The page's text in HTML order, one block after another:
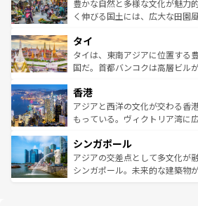
照してほしい。
できる。そして、キムチや焼肉
まで、さまざまな韓国料理が待
リティに包まれながら、韓国の
わってみてほしい。
覧を参照してほしい。
豊かな自然と多様な文化が魅力
く伸びる国土には、広大な田園
急速な発展と共に伝統が息づく
ーチミン市のフランス統治時代
醸し出している。また、バラエ
とつ。フォーやバインミー、ベ
ひ現地で味わいたい。どの地域
が旅行者を迎えてくれるので、
参照してほしい。
タイ
タイは、東南アジアに位置する
国だ。首都バンコクは高層ビル
の活気が交差している。北部で
帯で自然と触れ合い、南部では
いビーチでリゾート気分を楽し
激する。気候は一年中温暖で、
が待っている。親しみやすいタ
た文化、そして多様な観光資源
香港
アジアと西洋の文化が交わる香
もっている。ヴィクトリア湾に
み、どこを訪れても感動するは
ており、効率よく見どころを回
うな絶景から文化的な体験まで
シンガポール
アジアの交差点として多文化が
シンガポール。未来的な建築物